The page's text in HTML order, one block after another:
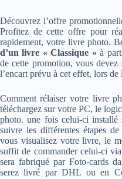
Découvrez l’offre
Profitez de cette offre pour
rapidement, votre livre photo.
d’un livre « Classique » à
de cette promotion, vous
l’encart prévu à cet effet, lors
Comment rélaiser votre livre
téléchargez sur votre PC, le
photo. une fois celui-ci
suivre les différentes étapes
vous visualisez votre livre, le
suffit de commander celui-ci
sera fabriqué par Foto-cards
serez livré par DHL ou en